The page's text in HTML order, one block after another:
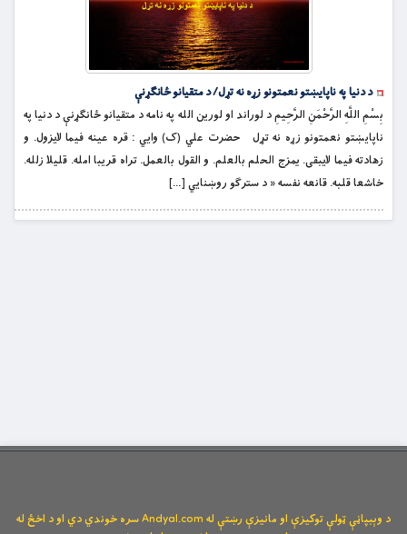
د دنیا په ناپايښتو نعمتونو زړه نه تړل/ د متقیانو ځانګړنې
بِسْمِ اللَّهِ الرَّحْمَنِ الرَّحِيمِ د لوراند او لورین الله په نامه د متقیانو ځانګړنې د دنیا په
ناپايښتو نعمتونو زړه نه تړل حضرت علي (ک) وايي : قره عينه فيما لايزول. و
زهادته فيما لايبقى. يمزج الحلم بالعلم. و القول بالعمل. تراه قريبا امله. قليلا زلله.
خاشعا قلبه. قانعه نفسه « د سترګو روښنایي […]
د وېبپاڼې ټولې توکیزې او مانیزې رښتې له Andyal.com سره خوندي دي او د اخځ له